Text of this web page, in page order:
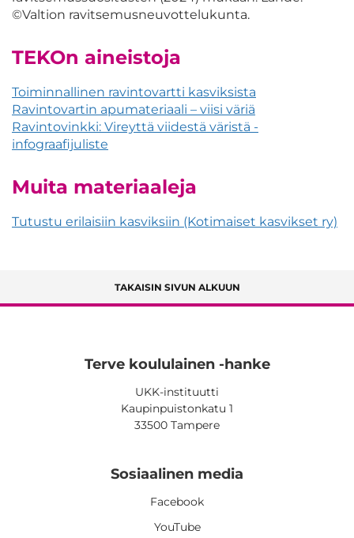
©Valtion ravitsemusneuvottelukunta.
TEKOn aineistoja
Toiminnallinen ravintovartti kasviksista
Ravintovartin apumateriaali – viisi väriä
Ravintovinkki: Vireyttä viidestä väristä -
infograafijuliste
Muita materiaaleja
Tutustu erilaisiin kasviksiin (Kotimaiset kasvikset ry)
TAKAISIN SIVUN ALKUUN
Terve koululainen -hanke
UKK-instituutti
Kaupinpuistonkatu 1
33500 Tampere
Sosiaalinen media
Facebook
YouTube